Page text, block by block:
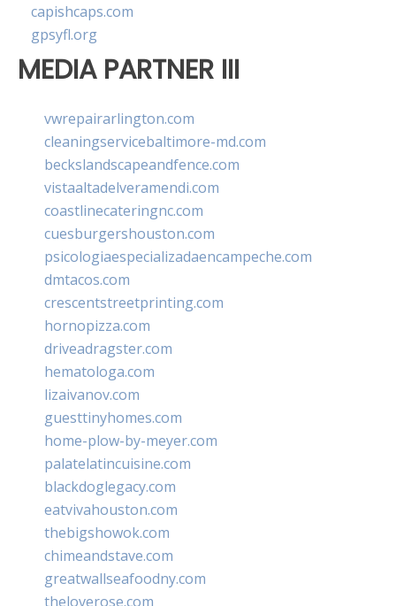
capishcaps.com
gpsyfl.org
MEDIA PARTNER III
vwrepairarlington.com
cleaningservicebaltimore-md.com
beckslandscapeandfence.com
vistaaltadelveramendi.com
coastlinecateringnc.com
cuesburgershouston.com
psicologiaespecializadaencampeche.com
dmtacos.com
crescentstreetprinting.com
hornopizza.com
driveadragster.com
hematologa.com
lizaivanov.com
guesttinyhomes.com
home-plow-by-meyer.com
palatelatincuisine.com
blackdoglegacy.com
eatvivahouston.com
thebigshowok.com
chimeandstave.com
greatwallseafoodny.com
theloverose.com